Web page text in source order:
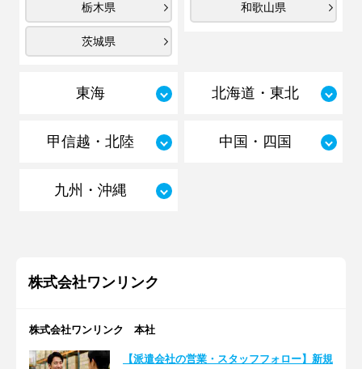
栃木県
茨城県
和歌山県
東海 北海道・東北
甲信越・北陸 中国・四国
九州・沖縄
株式会社ワンリンク
株式会社ワンリンク 本社
【派遣会社の営業・スタッフフォロー】新規